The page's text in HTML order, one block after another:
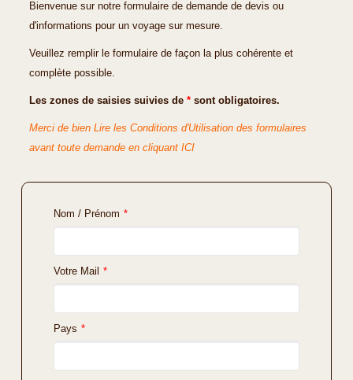
Bienvenue sur notre formulaire de demande de devis ou
d'informations pour un voyage sur mesure.
Veuillez remplir le formulaire de façon la plus cohérente et
complète possible.
Les zones de saisies suivies de * sont obligatoires.
Merci de bien Lire les Conditions d'Utilisation des formulaires
avant toute demande en cliquant ICI
Nom / Prénom *
Votre Mail *
Pays *